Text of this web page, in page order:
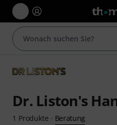
Dr. Liston's
1 Produkte · Beratung